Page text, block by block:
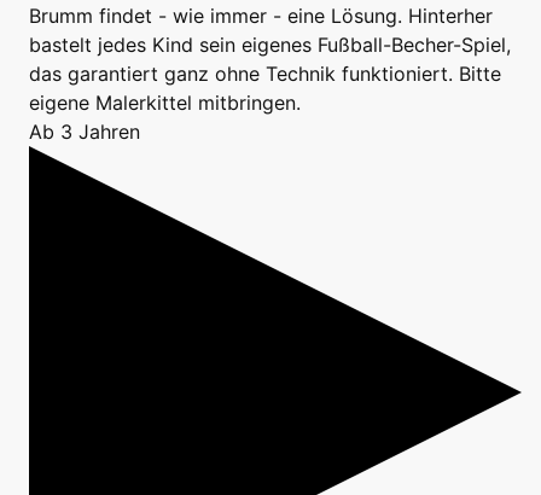
Brumm findet - wie immer - eine Lösung. Hinterher
bastelt jedes Kind sein eigenes Fußball-Becher-Spiel,
das garantiert ganz ohne Technik funktioniert. Bitte
eigene Malerkittel mitbringen.
Ab 3 Jahren